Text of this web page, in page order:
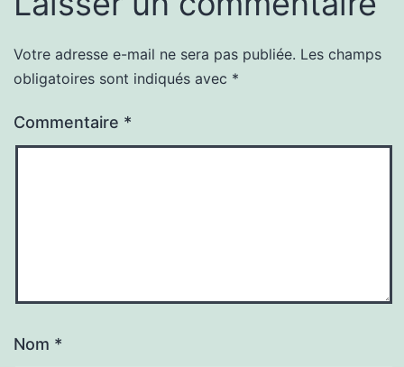
Votre adresse e-mail ne sera pas publiée. Les champs
obligatoires sont indiqués avec *
Commentaire *
Nom *